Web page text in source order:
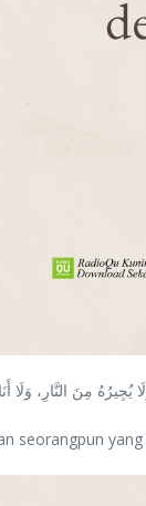
مِنَ النَّارِ، وَلَا
seorangpun